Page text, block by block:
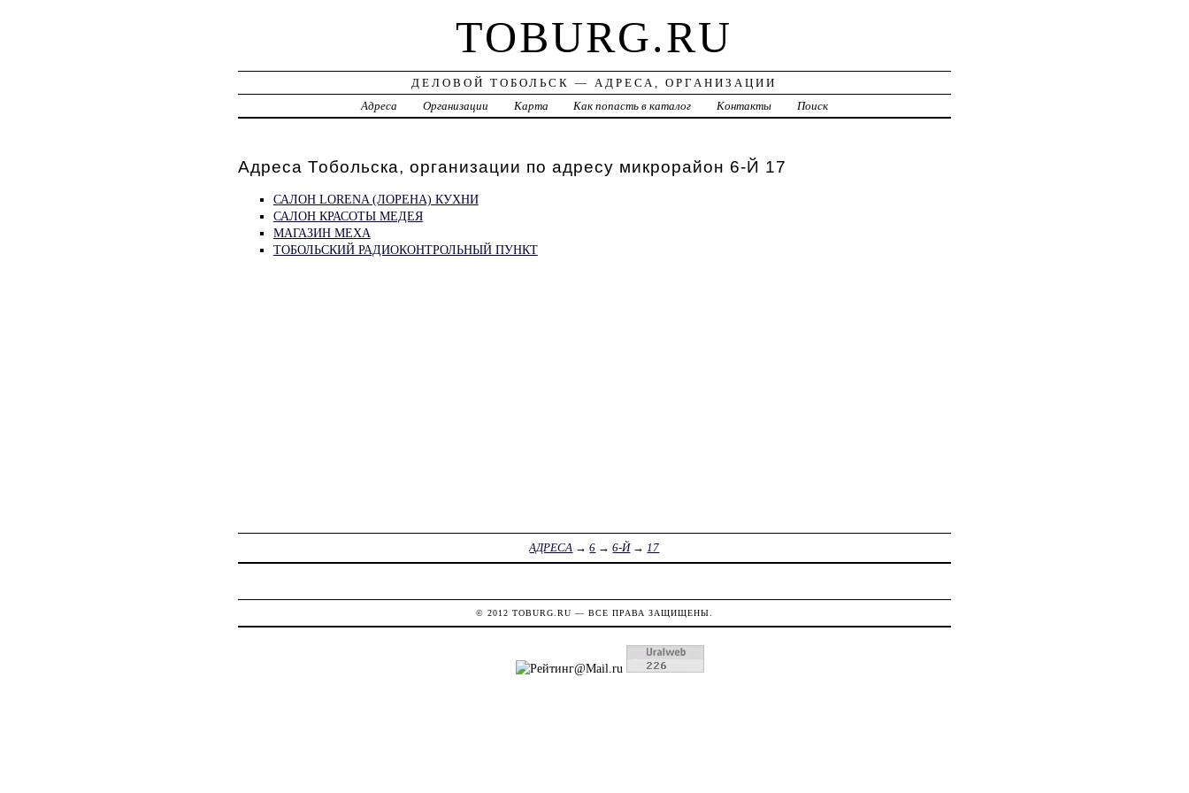
TOBURG.RU
ДЕЛОВОЙ ТОБОЛЬСК — АДРЕСА, ОРГАНИЗАЦИИ
Адреса
Организации Карта Как попасть в каталог Контакты Поиск
Адреса Тобольска, организации по адресу микрорайон 6-Й 17
САЛОН LORENA (ЛОРЕНА) КУХНИ
САЛОН КРАСОТЫ МЕДЕЯ
МАГАЗИН МЕХА
ТОБОЛЬСКИЙ РАДИОКОНТРОЛЬНЫЙ ПУНКТ
АДРЕСА →6 →6-Й→17
© 2012 TOBURG.RU — ВСЕ ПРАВА ЗАЩИЩЕНЫ.